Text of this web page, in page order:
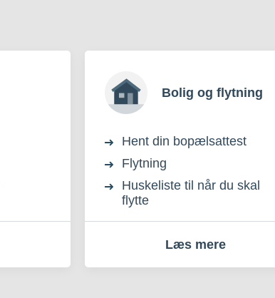
Bolig og flytning
Hent din bopælsattest
Flytning
Huskeliste til når du skal
flytte
Læs mere